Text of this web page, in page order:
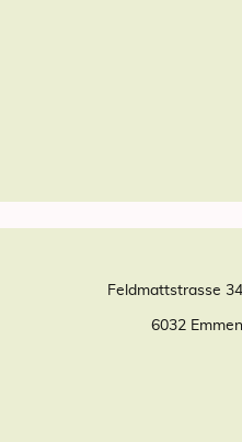
Feldmattstrasse 34
6032 Emmen